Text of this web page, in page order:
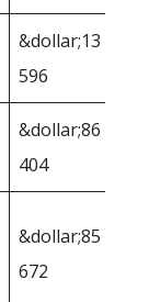
&dollar;13
596
&dollar;86
404
&dollar;85
672